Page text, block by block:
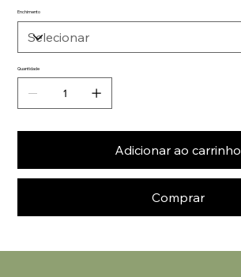
Enchimento
Quantidade
Adicionar ao carrinho
Comprar